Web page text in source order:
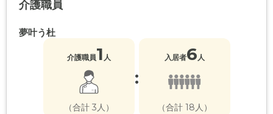
介護職員
夢叶う杜
介護職員1 人
（合計 3人）
:
入居者6人
（合計 18人）